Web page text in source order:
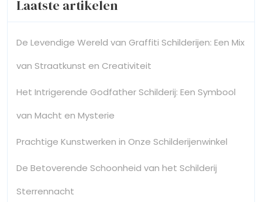
Laatste artikelen
De Levendige Wereld van Graffiti Schilderijen: Een Mix
van Straatkunst en Creativiteit
Het Intrigerende Godfather Schilderij: Een Symbool
van Macht en Mysterie
Prachtige Kunstwerken in Onze Schilderijenwinkel
De Betoverende Schoonheid van het Schilderij
Sterrennacht